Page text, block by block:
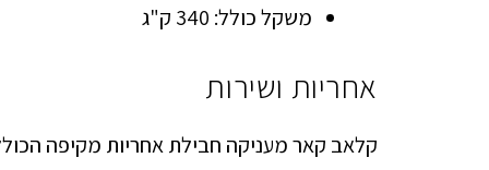
משקל כולל: 340 ק"ג
אחריות ושירות
קלאב קאר מעניקה חבילת אחריות מקיפה